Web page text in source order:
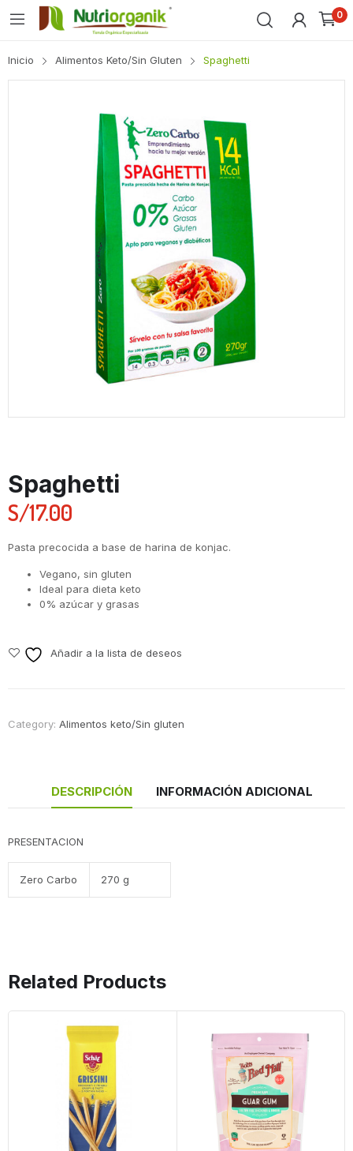
0
Inicio Alimentos Keto/Sin Gluten Spaghetti
Spaghetti
S/17.00
Pasta precocida a base de harina de konjac.
Vegano, sin gluten
Ideal para dieta keto
0% azúcar y grasas
Añadir a la lista de deseos
Category: Alimentos keto/Sin gluten
DESCRIPCIÓN INFORMACIÓN ADICIONAL
PRESENTACION
Zero Carbo 270 g
Related Products